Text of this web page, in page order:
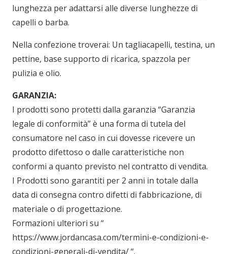
lunghezza per adattarsi alle diverse lunghezze di
capelli o barba.
Nella confezione troverai: Un tagliacapelli, testina, un
pettine, base supporto di ricarica, spazzola per
pulizia e olio.
GARANZIA:
I prodotti sono protetti dalla garanzia “Garanzia
legale di conformità” è una forma di tutela del
consumatore nel caso in cui dovesse ricevere un
prodotto difettoso o dalle caratteristiche non
conformi a quanto previsto nel contratto di vendita.
I Prodotti sono garantiti per 2 anni in totale dalla
data di consegna contro difetti di fabbricazione, di
materiale o di progettazione.
Formazioni ulteriori su “
https://www.jordancasa.com/termini-e-condizioni-e-
condizioni-generali-di-vendita/“.